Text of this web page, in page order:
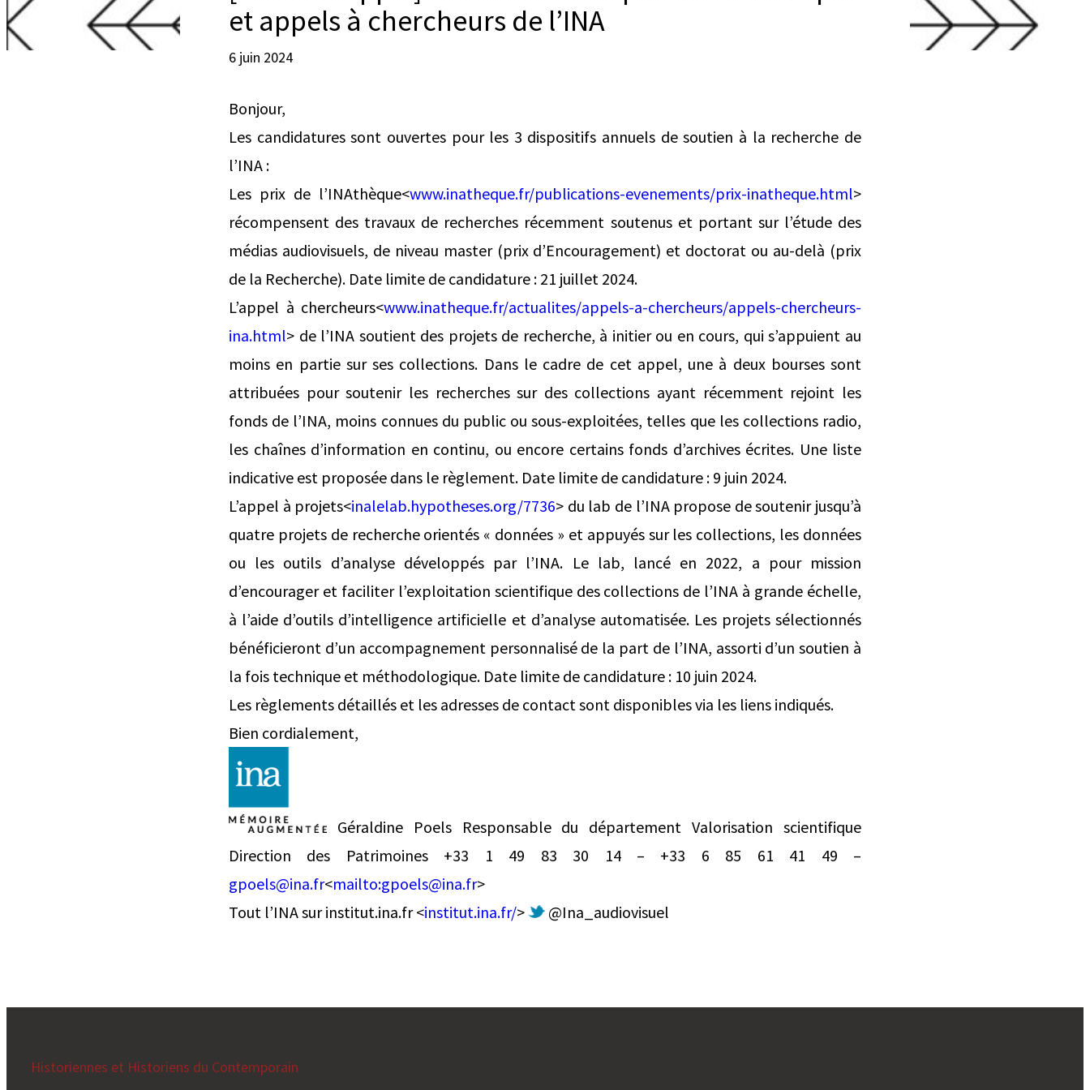
et appels à chercheurs de l’INA
6 juin 2024
Bonjour,
Les candidatures sont ouvertes pour les 3 dispositifs annuels de soutien à la recherche de
l’INA :
Les prix de l’INAthèque<www.inatheque.fr/publications-evenements/prix-inatheque.html>
récompensent des travaux de recherches récemment soutenus et portant sur l’étude des
médias audiovisuels, de niveau master (prix d’Encouragement) et doctorat ou au-delà (prix
de la Recherche). Date limite de candidature : 21 juillet 2024.
L’appel à chercheurs<www.inatheque.fr/actualites/appels-a-chercheurs/appels-chercheurs-
ina.html> de l’INA soutient des projets de recherche, à initier ou en cours, qui s’appuient au
moins en partie sur ses collections. Dans le cadre de cet appel, une à deux bourses sont
attribuées pour soutenir les recherches sur des collections ayant récemment rejoint les
fonds de l’INA, moins connues du public ou sous-exploitées, telles que les collections radio,
les chaînes d’information en continu, ou encore certains fonds d’archives écrites. Une liste
indicative est proposée dans le règlement. Date limite de candidature : 9 juin 2024.
L’appel à projets<inalelab.hypotheses.org/7736> du lab de l’INA propose de soutenir jusqu’à
quatre projets de recherche orientés « données » et appuyés sur les collections, les données
ou les outils d’analyse développés par l’INA. Le lab, lancé en 2022, a pour mission
d’encourager et faciliter l’exploitation scientifique des collections de l’INA à grande échelle,
à l’aide d’outils d’intelligence artificielle et d’analyse automatisée. Les projets sélectionnés
bénéficieront d’un accompagnement personnalisé de la part de l’INA, assorti d’un soutien à
la fois technique et méthodologique. Date limite de candidature : 10 juin 2024.
Les règlements détaillés et les adresses de contact sont disponibles via les liens indiqués.
Bien cordialement,
Géraldine Poels Responsable du département Valorisation scientifique
Direction des Patrimoines +33 1 49 83 30 14 – +33 6 85 61 41 49 –
gpoels@ina.fr<mailto:gpoels@ina.fr>
Tout l’INA sur institut.ina.fr <institut.ina.fr/> @Ina_audiovisuel
Historiennes et Historiens du Contemporain